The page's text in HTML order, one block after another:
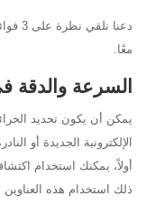
معًا.
السرعة والدقة
أولاً، يمكنك استخدام